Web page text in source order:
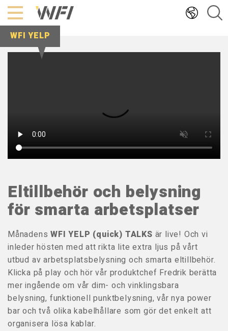
Hoppa
till
innehållet
WFI YELP
Eltillbehör och belysning
för smarta arbetsplatser
MånadensWFI YELP (quick) TALKS är live! Och vi
inleder hösten med att rikta lite extra ljus på vårt
utbud av arbetsplatsbelysning och smarta eltillbehör.
Klicka på play och hör vår produktchef Fredrik berätta
mer ingående om vår dim- och vinklingsbara
belysning, funktionell punktbelysning, vår nya power
bar och två olika kabelhållare som gör det enkelt att
organisera lösa kablar.